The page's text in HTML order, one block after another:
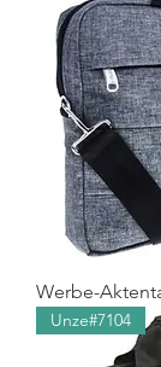
Werbe-
Unze#7104